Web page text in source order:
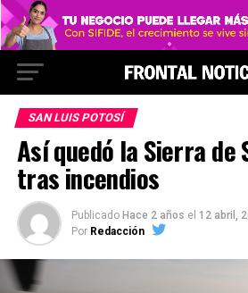
SAN LUIS POTOSÍ
Así quedó la Sierra de
tras incendios
Publicado Hace 2 años el 12 abril,
Por Redacción